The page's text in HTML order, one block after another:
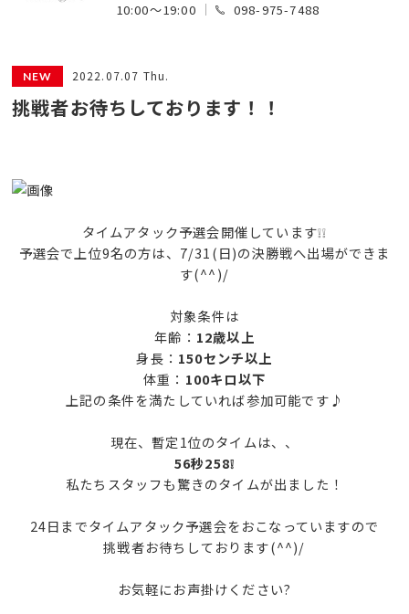
10:00～19:00 098-975-7488
2022.07.07 Thu.
挑戦者お待ちしております！！
タイムアタック予選会開催しています❕❕
予選会で上位9名の方は、7/31(日)の決勝戦へ出場ができま
す(^^)/
対象条件は
年齢： 12歳以上
身長： 150センチ以上
体重： 100キロ以下
上記の条件を満たしていれば参加可能です♪
現在、暫定1位のタイムは、、
56秒258❕
私たちスタッフも驚きのタイムが出ました！
24日までタイムアタック予選会をおこなっていますので
挑戦者お待ちしております(^^)/
お気軽にお声掛けください?